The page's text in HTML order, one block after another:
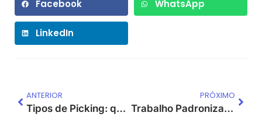
Facebook WhatsApp
LinkedIn
ANTERIOR
Tipos de Picking: quando usar picking por zona, por onda, por lote ou unitário
PRÓXIMO
Trabalho Padronizado: o que é e por que ele define a produtividade da sua operação